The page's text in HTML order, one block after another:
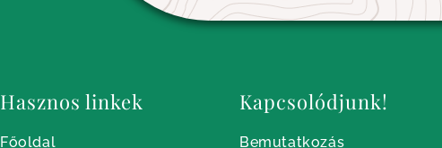
Hasznos linkek
Főoldal
Kapcsolódjunk!
Bemutatkozás